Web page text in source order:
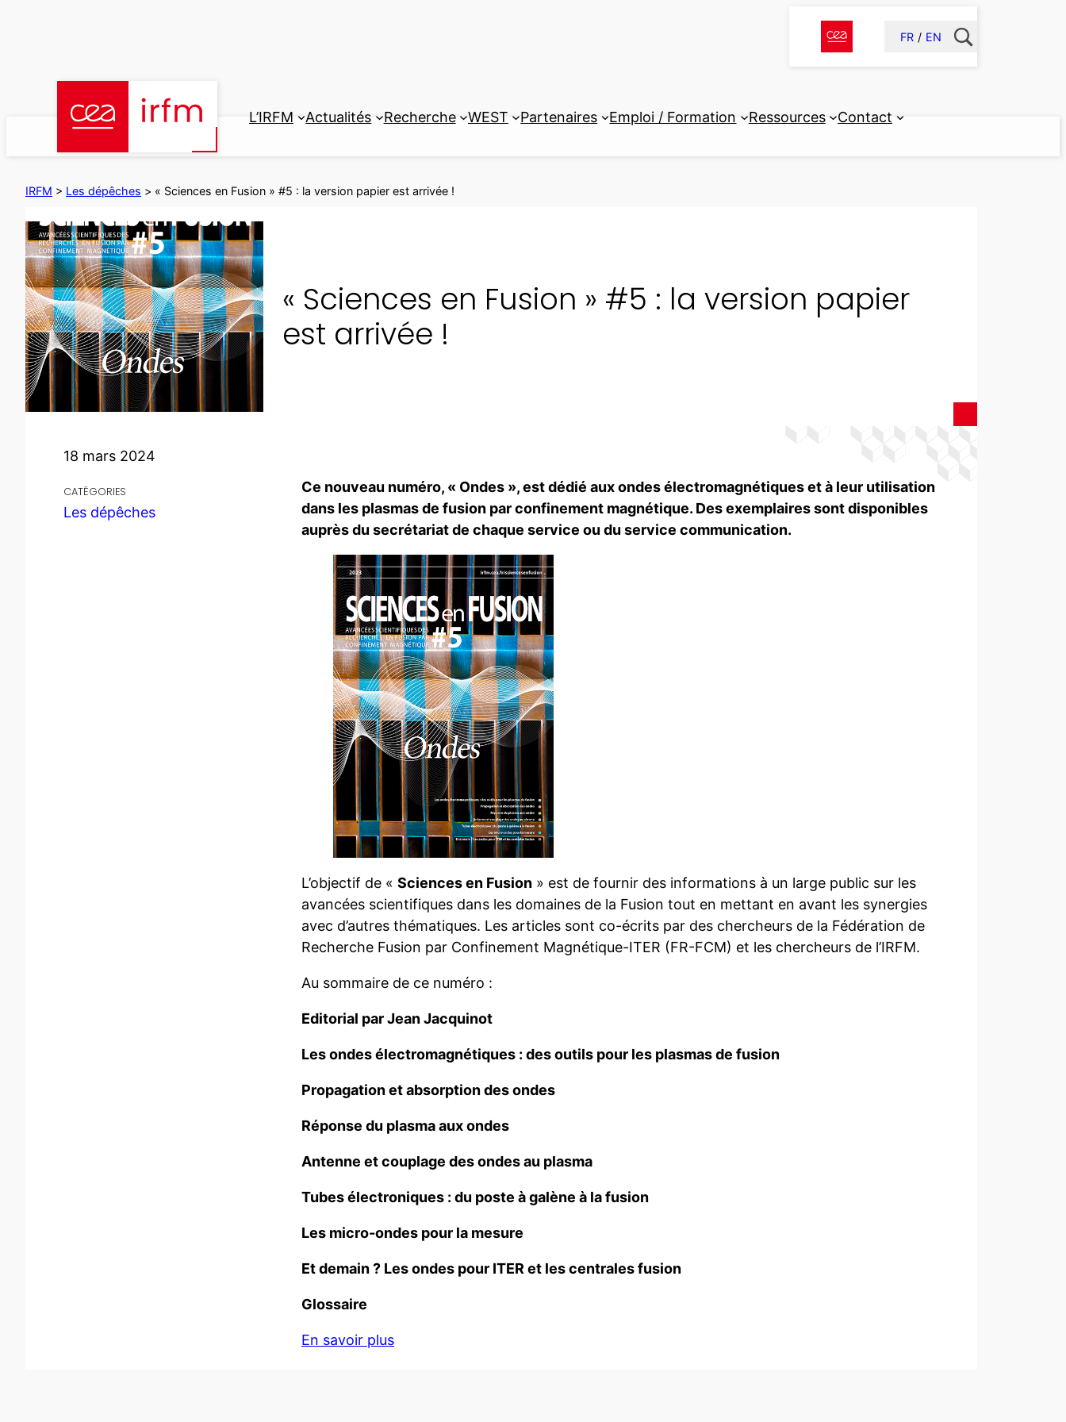
FR EN
L’IRFM Actualités Recherche WEST Partenaires Emploi / Formation Ressources Contact
IRFM > Les dépêches > « Sciences en Fusion » #5 : la version papier est arrivée !
« Sciences en Fusion » #5 : la version papier
est arrivée !
18 mars 2024
CATÉGORIES
Les dépêches
Ce nouveau numéro, « Ondes », est dédié aux ondes électromagnétiques et à leur utilisation
dans les plasmas de fusion par confinement magnétique. Des exemplaires sont disponibles
auprès du secrétariat de chaque service ou du service communication.
L’objectif de « Sciences en Fusion » est de fournir des informations à un large public sur les
avancées scientifiques dans les domaines de la Fusion tout en mettant en avant les synergies
avec d’autres thématiques. Les articles sont co-écrits par des chercheurs de la Fédération de
Recherche Fusion par Confinement Magnétique-ITER (FR-FCM) et les chercheurs de l’IRFM.
Au sommaire de ce numéro :
Editorial par Jean Jacquinot
Les ondes électromagnétiques : des outils pour les plasmas de fusion
Propagation et absorption des ondes
Réponse du plasma aux ondes
Antenne et couplage des ondes au plasma
Tubes électroniques : du poste à galène à la fusion
Les micro-ondes pour la mesure
Et demain ? Les ondes pour ITER et les centrales fusion
Glossaire
En savoir plus